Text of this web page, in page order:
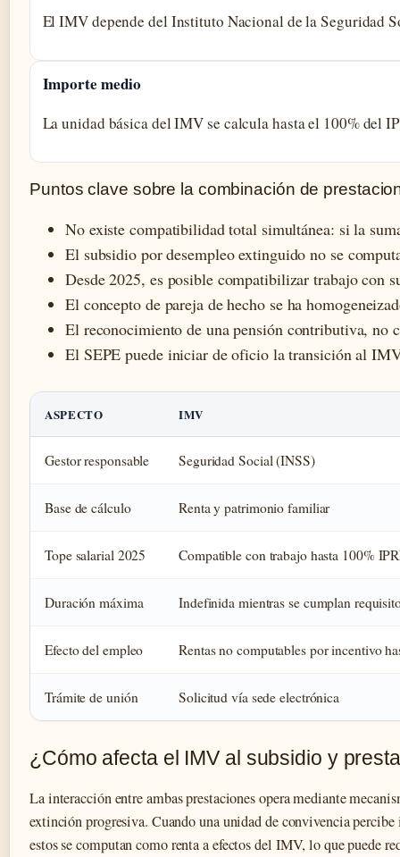
El IMV depende del Instituto Nacional de la Seguridad
Importe medio
La unidad básica del IMV se calcula hasta el 100% del
Puntos clave sobre la combinación de
No existe compatibilidad total simultánea: si la
El subsidio por desempleo extinguido no se
Desde 2025, es posible compatibilizar trabajo con
El concepto de pareja de hecho se ha
El reconocimiento de una pensión contributiva, no
El SEPE puede iniciar de oficio la transición al
ASPECTO IMV
Gestor responsable Seguridad Social (INSS)
Base de cálculo Renta y patrimonio familiar
Tope salarial 2025 Compatible con trabajo hasta 100%
Duración máxima Indefinida mientras se cumplan
Efecto del empleo Rentas no computables por incentivo
Trámite de unión Solicitud vía sede electrónica
¿Cómo afecta el IMV al subsidio y
La interacción entre ambas prestaciones opera mediante
extinción progresiva. Cuando una unidad de convivencia percibe
estos se computan como renta a efectos del IMV, lo que puede